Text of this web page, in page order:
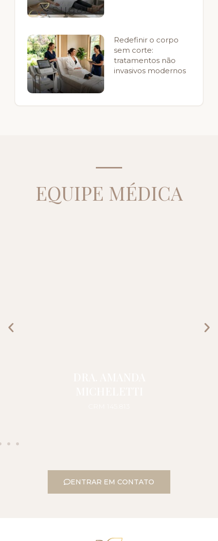
Redefinir o corpo
sem corte:
tratamentos não
invasivos modernos
EQUIPE MÉDICA
ENTRAR EM CONTATO